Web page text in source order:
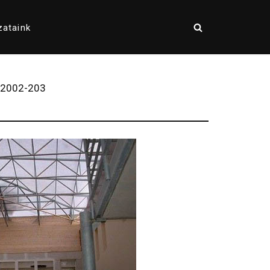
2002-203